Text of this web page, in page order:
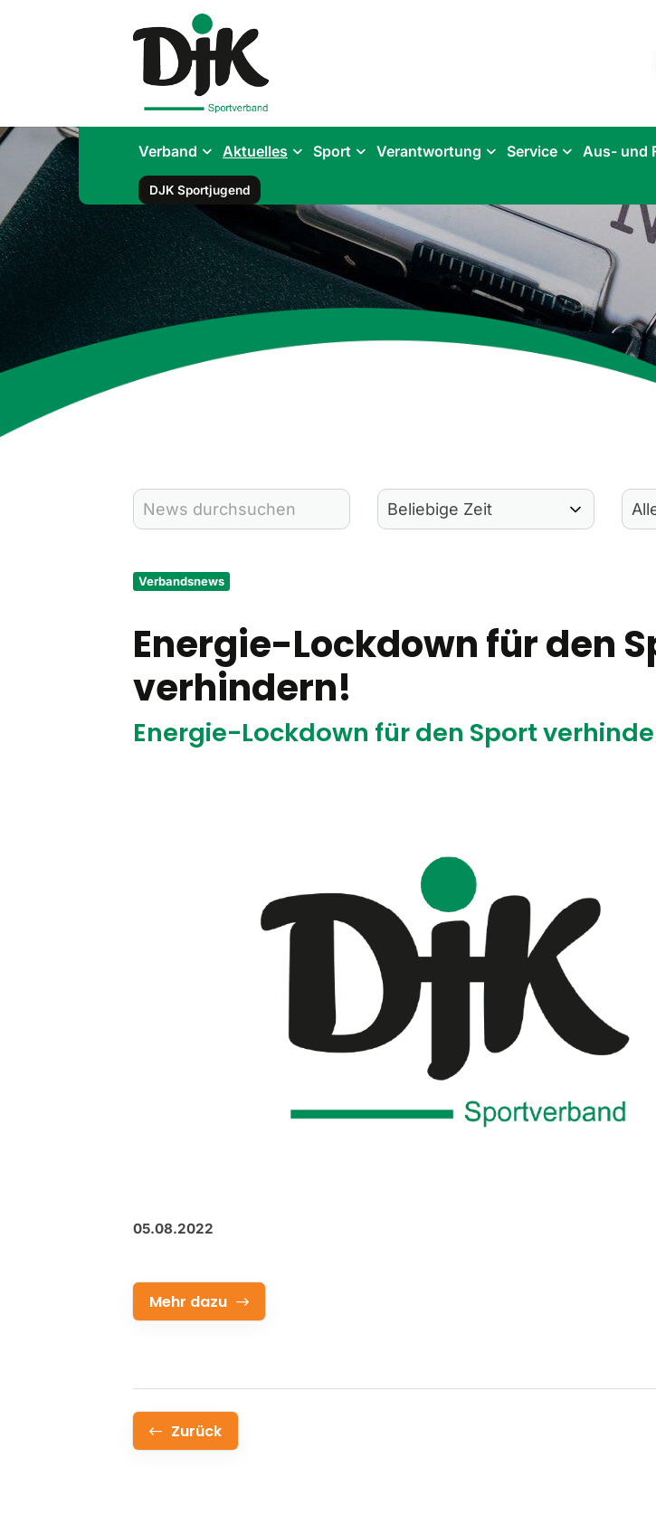
Verband Aktuelles Sport Verantwortung Service Aus- und
DJK Sportjugend
Verbandsnews
Energie-Lockdown für den
verhindern!
Energie-Lockdown für den Sport
05.08.2022
Mehr dazu
Zurück